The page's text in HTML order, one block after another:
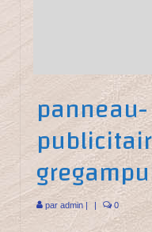
panneau-
par admin | | 0